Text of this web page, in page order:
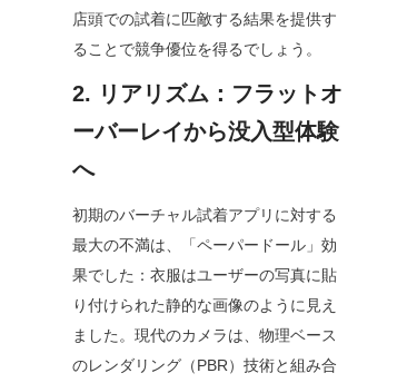
店頭での試着に匹敵する結果を提供す
ることで競争優位を得るでしょう。
2. リアリズム：フラットオ
ーバーレイから没入型体験
へ
初期のバーチャル試着アプリに対する
最大の不満は、「ペーパードール」効
果でした：衣服はユーザーの写真に貼
り付けられた静的な画像のように見え
ました。現代のカメラは、物理ベース
のレンダリング（PBR）技術と組み合